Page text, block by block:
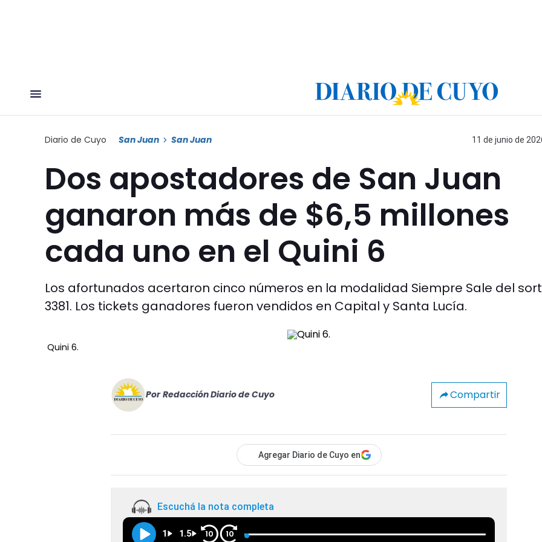
Diario de Cuyo San Juan San Juan 11 de junio de
Dos apostadores de San Juan
ganaron más de $6,5 millones
cada uno en el Quini 6
Los afortunados acertaron cinco números en la modalidad Siempre Sale del
3381. Los tickets ganadores fueron vendidos en Capital y Santa Lucía.
Quini 6.
Por Redacción Diario de Cuyo Compartir
Agregar Diario de Cuyo en
Escuchá la nota completa
1 1.5 10 10